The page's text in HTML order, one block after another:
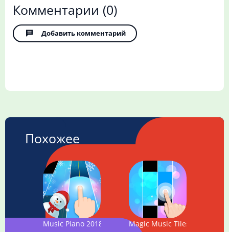
Комментарии (0)
Добавить комментарий
Похожее
Music Piano 2018: Magic Tiles 4Magic Music Tiles - Tap Tap